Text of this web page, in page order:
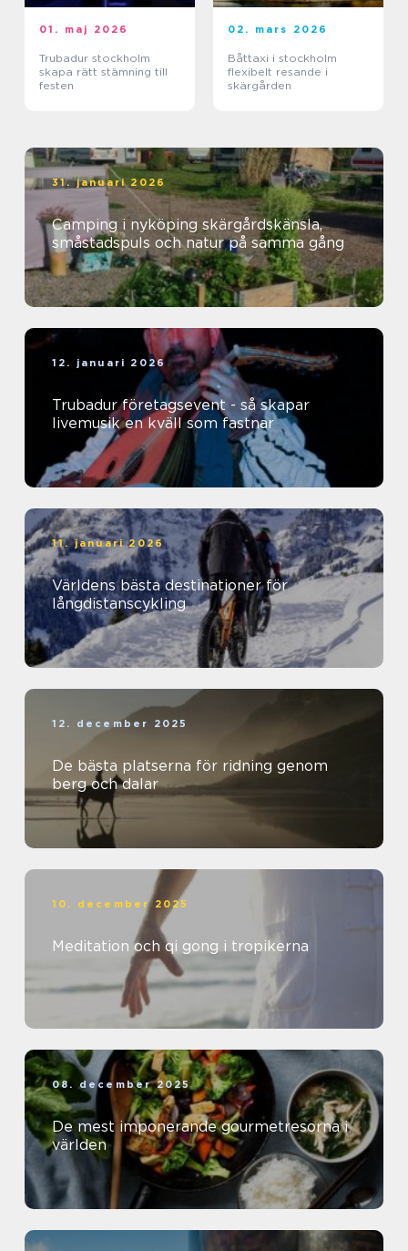
01. maj 2026
Trubadur stockholm
skapa rätt stämning till
festen
02. mars 2026
Båttaxi i stockholm
flexibelt resande i
skärgården
31. januari 2026
Camping i nyköping skärgårdskänsla,
småstadspuls och natur på samma gång
12. januari 2026
Trubadur företagsevent - så skapar
livemusik en kväll som fastnar
11. januari 2026
Världens bästa destinationer för
långdistanscykling
12. december 2025
De bästa platserna för ridning genom
berg och dalar
10. december 2025
Meditation och qi gong i tropikerna
08. december 2025
De mest imponerande gourmetresorna i
världen